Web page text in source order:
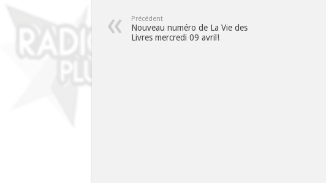
Précédent
Nouveau numéro de La Vie des
Livres mercredi 09 avril!